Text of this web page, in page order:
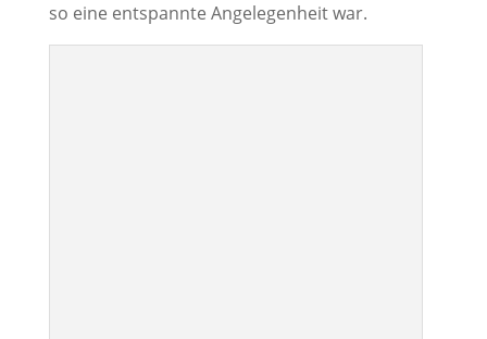
so eine entspannte Angelegenheit war.